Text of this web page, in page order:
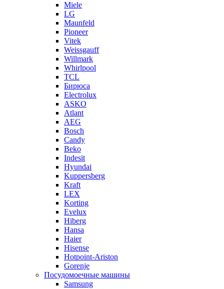
Miele
LG
Maunfeld
Pioneer
Vitek
Weissgauff
Willmark
Whirlpool
TCL
Бирюса
Electrolux
ASKO
Atlant
AEG
Bosch
Candy
Beko
Indesit
Hyundai
Kuppersberg
Kraft
LEX
Korting
Evelux
Hiberg
Hansa
Haier
Hisense
Hotpoint-Ariston
Gorenje
Посудомоечные машины
Samsung